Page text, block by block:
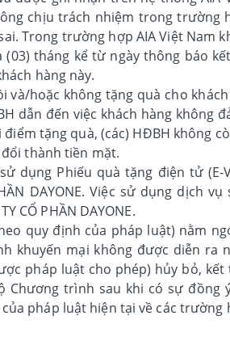
chịu trách nhiệm trong trường
Trong trường hợp AIA Việt Nam
tháng kể từ ngày thông báo
hàng này.
và/hoặc không tặng quà cho
dẫn đến việc khách hàng không
tặng quà, (các) HĐBH không
thành tiền mặt.
dụng Phiếu quà tặng điện tử
DAYONE. Việc sử dụng dịch
CỔ PHẦN DAYONE.
quy định của pháp luật) nằm
khuyến mại không được diễn ra
pháp luật cho phép) hủy bỏ,
Chương trình sau khi có sự đồng
pháp luật hiện tại về các trường